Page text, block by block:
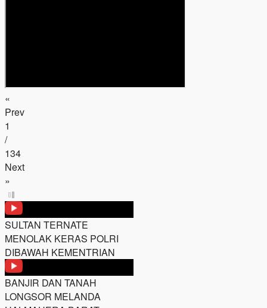
«
Prev
1
/
134
Next
»
SULTAN TERNATE
MENOLAK KERAS POLRI
DIBAWAH KEMENTRIAN
BANJIR DAN TANAH
LONGSOR MELANDA